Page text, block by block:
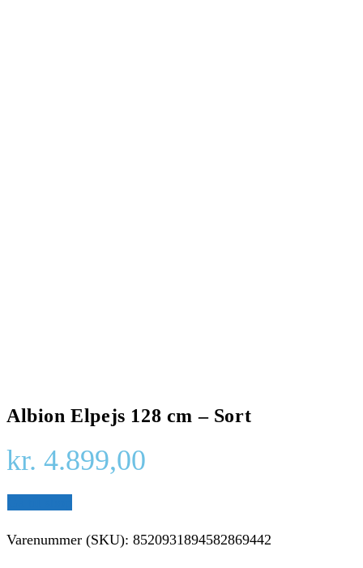
Albion Elpejs 128 cm – Sort
kr. 4.899,00
Varenummer (SKU): 8520931894582869442